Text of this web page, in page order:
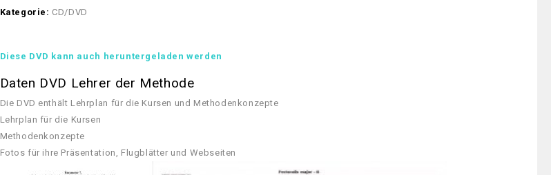
Kategorie: CD/DVD
Diese DVD kann auch heruntergeladen werden
Daten DVD Lehrer der Methode
Die DVD enthält Lehrplan für die Kursen und Methodenkonzepte
Lehrplan für die Kursen
Methodenkonzepte
Fotos für ihre Präsentation, Flugblätter und Webseiten